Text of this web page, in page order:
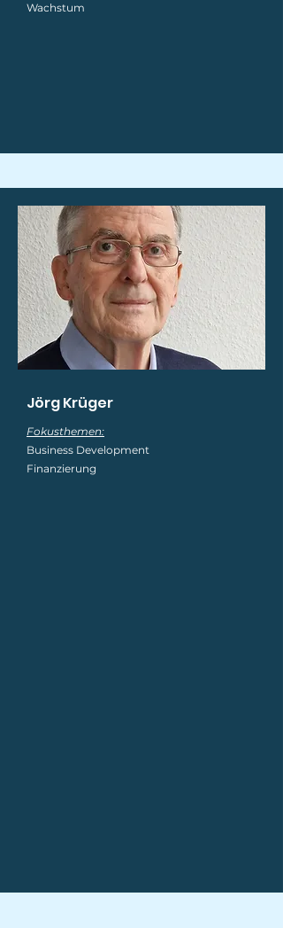
Wachstum
JörgKrüger
Fokusthemen:
Business Development
Finanzierung